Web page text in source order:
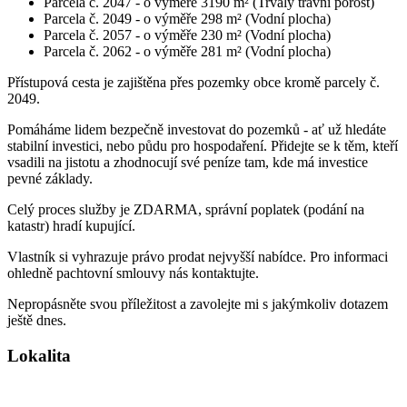
Parcela č. 2049 - o výměře 298 m² (Vodní plocha)
Parcela č. 2057 - o výměře 230 m² (Vodní plocha)
Parcela č. 2062 - o výměře 281 m² (Vodní plocha)
Přístupová cesta je zajištěna přes pozemky obce kromě parcely č.
2049.
Pomáháme lidem bezpečně investovat do pozemků - ať už hledáte
stabilní investici, nebo půdu pro hospodaření. Přidejte se k těm, kteří
vsadili na jistotu a zhodnocují své peníze tam, kde má investice
pevné základy.
Celý proces služby je ZDARMA, správní poplatek (podání na
katastr) hradí kupující.
Vlastník si vyhrazuje právo prodat nejvyšší nabídce. Pro informaci
ohledně pachtovní smlouvy nás kontaktujte.
Nepropásněte svou příležitost a zavolejte mi s jakýmkoliv dotazem
ještě dnes.
Lokalita